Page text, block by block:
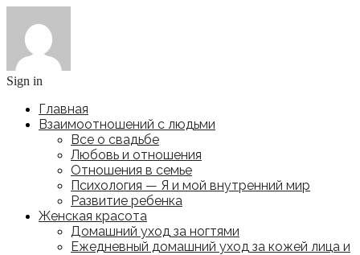
Sign in
Главная
Взаимоотношений с людьми
Все о свадьбе
Любовь и отношения
Отношения в семье
Психология — Я и мой внутренний мир
Развитие ребенка
Женская красота
Домашний уход за ногтями
Ежедневный домашний уход за кожей лица и